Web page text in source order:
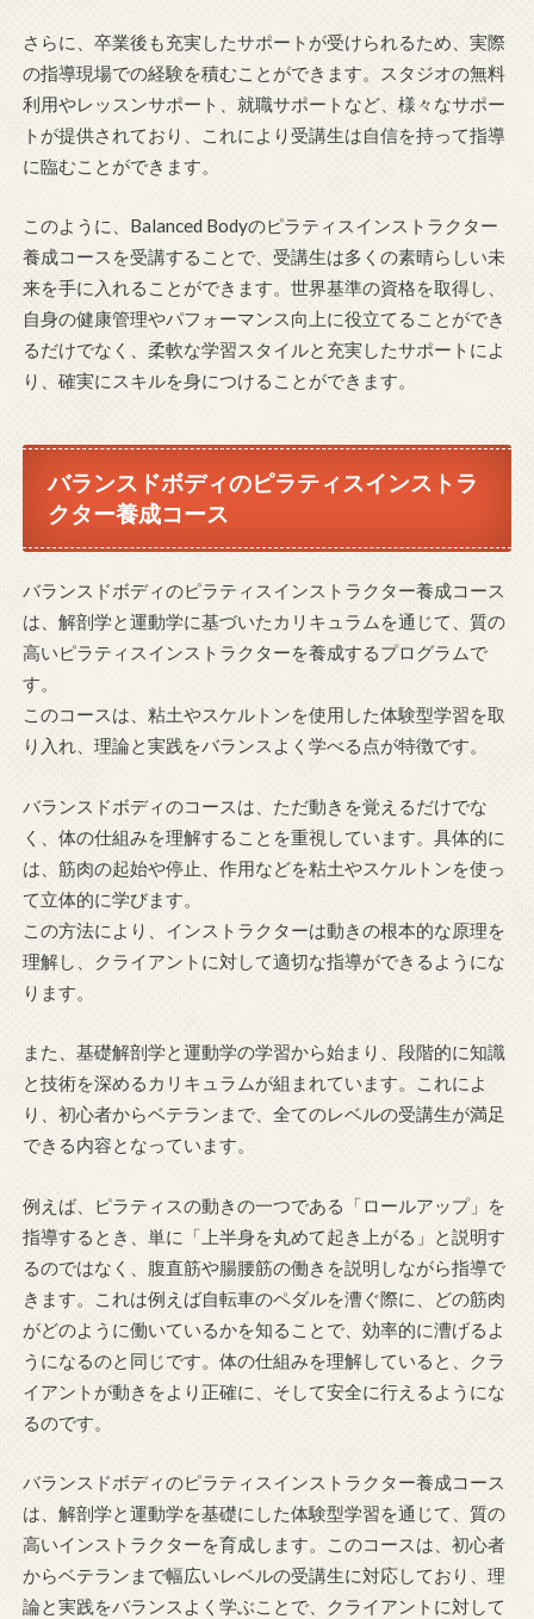
さらに、卒業後も充実したサポートが受けられるため、実際
の指導現場での経験を積むことができます。スタジオの無料
利用やレッスンサポート、就職サポートなど、様々なサポー
トが提供されており、これにより受講生は自信を持って指導
に臨むことができます。
このように、Balanced Bodyのピラティスインストラクター
養成コースを受講することで、受講生は多くの素晴らしい未
来を手に入れることができます。世界基準の資格を取得し、
自身の健康管理やパフォーマンス向上に役立てることができ
るだけでなく、柔軟な学習スタイルと充実したサポートによ
り、確実にスキルを身につけることができます。
バランスドボディのピラティスインストラ
クター養成コース
バランスドボディのピラティスインストラクター養成コース
は、解剖学と運動学に基づいたカリキュラムを通じて、質の
高いピラティスインストラクターを養成するプログラムで
す。
このコースは、粘土やスケルトンを使用した体験型学習を取
り入れ、理論と実践をバランスよく学べる点が特徴です。
バランスドボディのコースは、ただ動きを覚えるだけでな
く、体の仕組みを理解することを重視しています。具体的に
は、筋肉の起始や停止、作用などを粘土やスケルトンを使っ
て立体的に学びます。
この方法により、インストラクターは動きの根本的な原理を
理解し、クライアントに対して適切な指導ができるようにな
ります。
また、基礎解剖学と運動学の学習から始まり、段階的に知識
と技術を深めるカリキュラムが組まれています。これによ
り、初心者からベテランまで、全てのレベルの受講生が満足
できる内容となっています。
例えば、ピラティスの動きの一つである「ロールアップ」を
指導するとき、単に「上半身を丸めて起き上がる」と説明す
るのではなく、腹直筋や腸腰筋の働きを説明しながら指導で
きます。これは例えば自転車のペダルを漕ぐ際に、どの筋肉
がどのように働いているかを知ることで、効率的に漕げるよ
うになるのと同じです。体の仕組みを理解していると、クラ
イアントが動きをより正確に、そして安全に行えるようにな
るのです。
バランスドボディのピラティスインストラクター養成コース
は、解剖学と運動学を基礎にした体験型学習を通じて、質の
高いインストラクターを育成します。このコースは、初心者
からベテランまで幅広いレベルの受講生に対応しており、理
論と実践をバランスよく学ぶことで、クライアントに対して